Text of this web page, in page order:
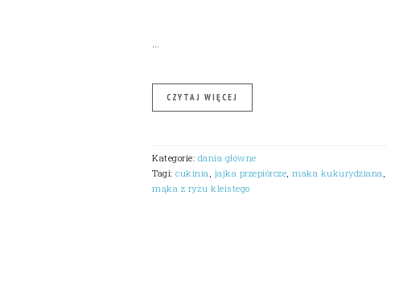
CZYTAJ WIĘCEJ
Kategorie: dania główne
Tagi: cukinia jajka przepiórcze maka kukurydziana
mąka z ryżu kleistego